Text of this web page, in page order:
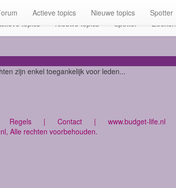
topics Nieuwe topics Spotter Zoeken
Actieve topics Nieuwe topics Spotter
zijn enkel toegankelijk voor leden...
Regels | Contact | www.budget-life.nl
Alle rechten voorbehouden.